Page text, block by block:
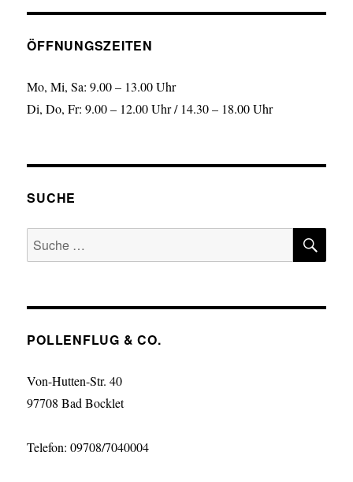
ÖFFNUNGSZEITEN
Mo, Mi, Sa: 9.00 – 13.00 Uhr
Di, Do, Fr: 9.00 – 12.00 Uhr / 14.30 – 18.00 Uhr
SUCHE
Suche
nach:
POLLENFLUG & CO.
Von-Hutten-Str. 40
97708 Bad Bocklet
Telefon: 09708/7040004